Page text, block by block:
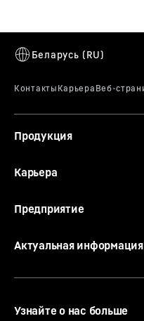
Продукция
Карьера
Предприятие
Актуальная информация
Узнайте о нас больше